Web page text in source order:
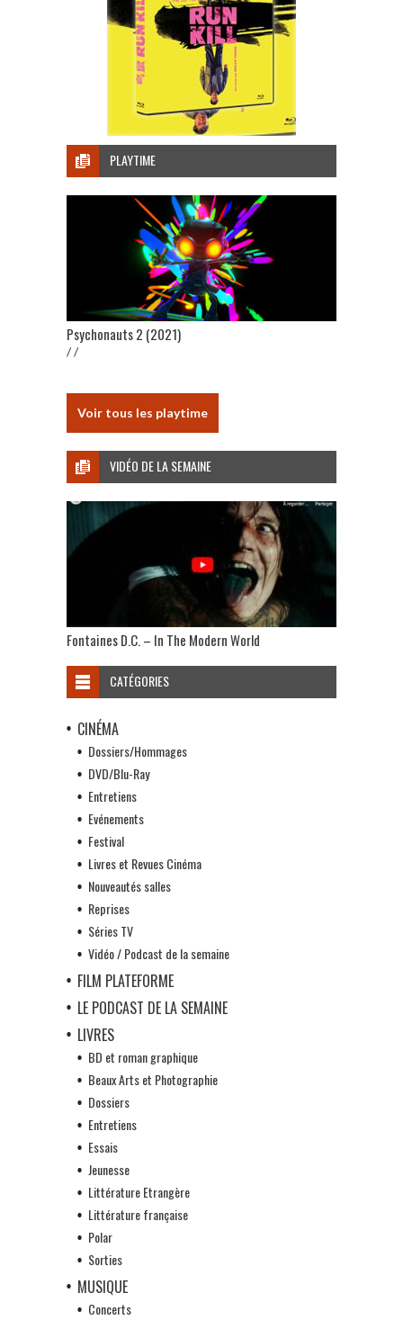
PLAYTIME
Psychonauts 2 (2021)
/ /
Voir tous les playtime
VIDÉO DE LA SEMAINE
Fontaines D.C. – In The Modern World
CATÉGORIES
CINÉMA
Dossiers/Hommages
DVD/Blu-Ray
Entretiens
Evénements
Festival
Livres et Revues Cinéma
Nouveautés salles
Reprises
Séries TV
Vidéo / Podcast de la semaine
FILM PLATEFORME
LE PODCAST DE LA SEMAINE
LIVRES
BD et roman graphique
Beaux Arts et Photographie
Dossiers
Entretiens
Essais
Jeunesse
Littérature Etrangère
Littérature française
Polar
Sorties
MUSIQUE
Concerts